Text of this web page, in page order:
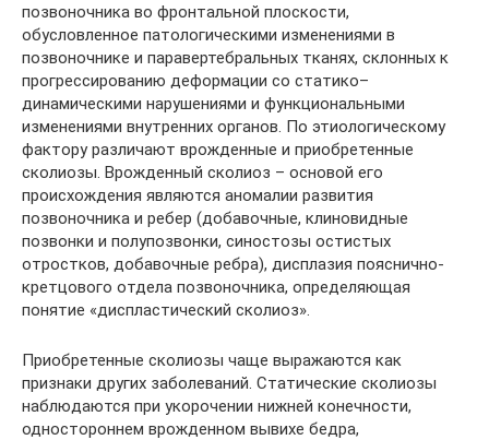
позвоночника во фронтальной плоскости,
обусловленное патологическими изменениями в
позвоночнике и паравертебральных тканях, склонных к
прогрессированию деформации со статико–
динамическими нарушениями и функциональными
изменениями внутренних органов. По этиологическому
фактору различают врожденные и приобретенные
сколиозы. Врожденный сколиоз – основой его
происхождения являются аномалии развития
позвоночника и ребер (добавочные, клиновидные
позвонки и полупозвонки, синостозы остистых
отростков, добавочные ребра), дисплазия пояснично-
кретцового отдела позвоночника, определяющая
понятие «диспластический сколиоз».
Приобретенные сколиозы чаще выражаются как
признаки других заболеваний. Статические сколиозы
наблюдаются при укорочении нижней конечности,
одностороннем врожденном вывихе бедра,